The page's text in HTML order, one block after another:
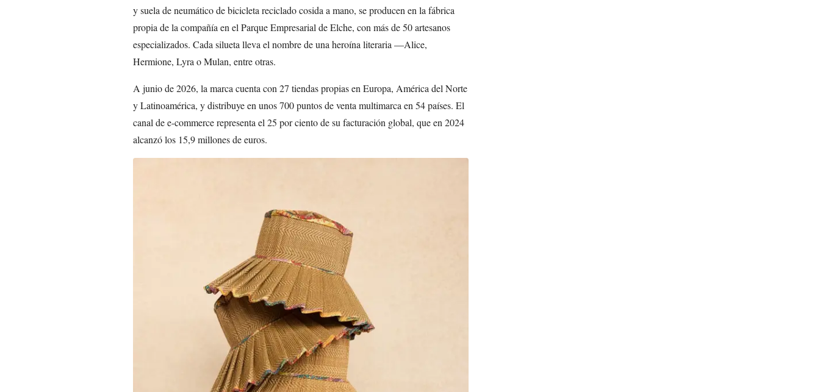
y suela de neumático de bicicleta reciclado cosida a mano, se producen en la fábrica
propia de la compañía en el Parque Empresarial de Elche, con más de 50 artesanos
especializados. Cada silueta lleva el nombre de una heroína literaria —Alice,
Hermione, Lyra o Mulan, entre otras.
A junio de 2026, la marca cuenta con 27 tiendas propias en Europa, América del Norte
y Latinoamérica, y distribuye en unos 700 puntos de venta multimarca en 54 países. El
canal de e-commerce representa el 25 por ciento de su facturación global, que en 2024
alcanzó los 15,9 millones de euros.